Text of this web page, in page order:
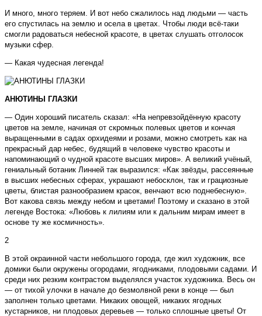
И много, много теряем. И вот небо сжалилось над людьми — часть
его спустилась на землю и осела в цветах. Чтобы люди всё-таки
смогли радоваться небесной красоте, в цветах слушать отголосок
музыки сфер.
— Какая чудесная легенда!
АНЮТИНЫ ГЛАЗКИ
— Один хороший писатель сказал: «На непревзойдённую красоту
цветов на земле, начиная от скромных полевых цветов и кончая
выращенными в садах орхидеями и розами, можно смотреть как на
прекрасный дар небес, будящий в человеке чувство красоты и
напоминающий о чудной красоте высших миров». А великий учёный,
гениальный ботаник Линней так выразился: «Как звёзды, рассеянные
в высших небесных сферах, украшают небосклон, так и грациозные
цветы, блистая разнообразием красок, венчают всю поднебесную».
Вот какова связь между небом и цветами! Поэтому и сказано в этой
легенде Востока: «Любовь к лилиям или к дальним мирам имеет в
основе ту же космичность».
2
В этой окраинной части небольшого города, где жил художник, все
домики были окружены огородами, ягодниками, плодовыми садами. И
среди них резким контрастом выделялся участок художника. Весь он
— от тихой улочки в начале до безмолвной реки в конце — был
заполнен только цветами. Никаких овощей, никаких ягодных
кустарников, ни плодовых деревьев — только сплошные цветы! От